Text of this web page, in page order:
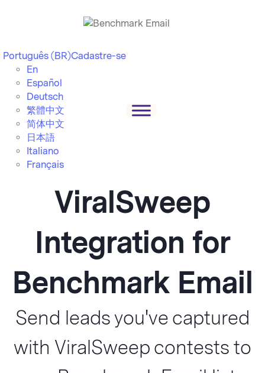
Português (BR)
En
Español
Deutsch
繁體中文
简体中文
日本語
Italiano
Français
Cadastre-se
ViralSweep
Integration for
Benchmark Email
Send leads you've captured
with ViralSweep contests to